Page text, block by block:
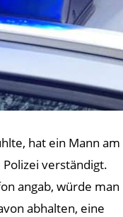
hat ein Mann am
verständigt.
angab, würde man
abhalten, eine